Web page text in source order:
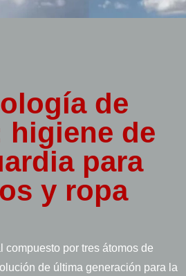
de
higiene de
para
y ropa
compuesto por tres átomos de
de última generación para la